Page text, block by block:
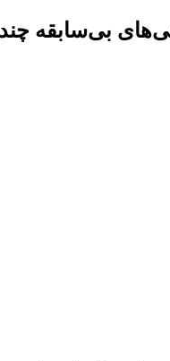
است/ گرانی‌های